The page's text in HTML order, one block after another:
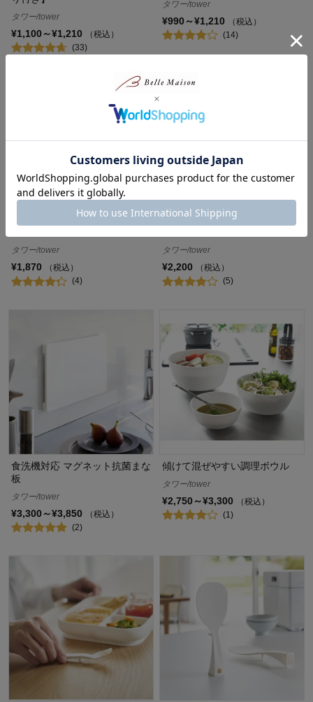
タワー/tower
¥1,100～¥1,210
（税込）
(33)
タワー/tower
¥990～¥1,210
（税込）
(14)
タワー/tower
¥1,870
（税込）
(4)
タワー/tower
¥2,200
（税込）
(5)
食洗機対応 マグネット抗菌まな
板
タワー/tower
¥3,300～¥3,850
（税込）
(2)
傾けて混ぜやすい調理ボウル
タワー/tower
¥2,750～¥3,300
（税込）
(1)